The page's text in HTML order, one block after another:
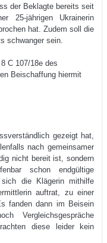
der Beklagte bereits seit
25-jährigen Ukrainerin
hat. Zudem soll die
schwanger sein.
C 107/18e des
Beischaffung hiermit
gezeigt hat,
nach gemeinsamer
nicht bereit ist, sondern
schon endgültige
sich die Klägerin mithilfe
auftrat, zu einer
fanden dann im Beisein
Vergleichsgespräche
diese leider kein